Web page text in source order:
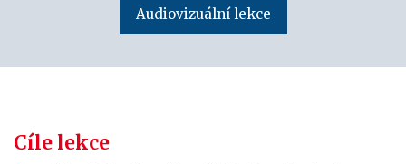
Audiovizuální lekce
Cíle lekce